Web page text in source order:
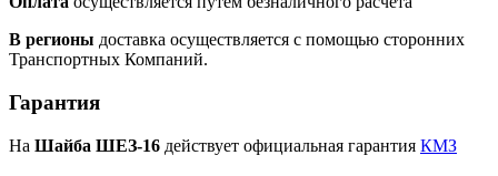
В регионы доставка осуществляется с помощью сторонних
Транспортных Компаний.
Гарантия
На Шайба ШЕЗ-16 действует официальная гарантия КМЗ